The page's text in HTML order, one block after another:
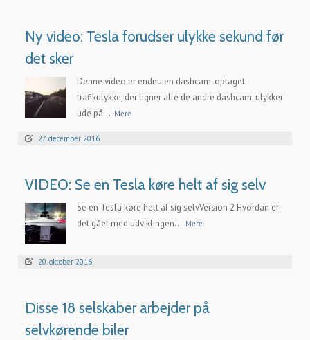
Ny video: Tesla forudser ulykke sekund før
det sker
Denne video er endnu en dashcam-optaget
trafikulykke, der ligner alle de andre dashcam-ulykker
ude på... Mere
27. december 2016
VIDEO: Se en Tesla køre helt af sig selv
Se en Tesla køre helt af sig selvVersion 2 Hvordan er
det gået med udviklingen... Mere
20. oktober 2016
Disse 18 selskaber arbejder på
selvkørende biler